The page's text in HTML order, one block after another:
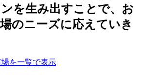
を生み出すことで、お
のニーズに応えていき
を一覧で表示